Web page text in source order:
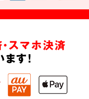
スマホ決済
ます!